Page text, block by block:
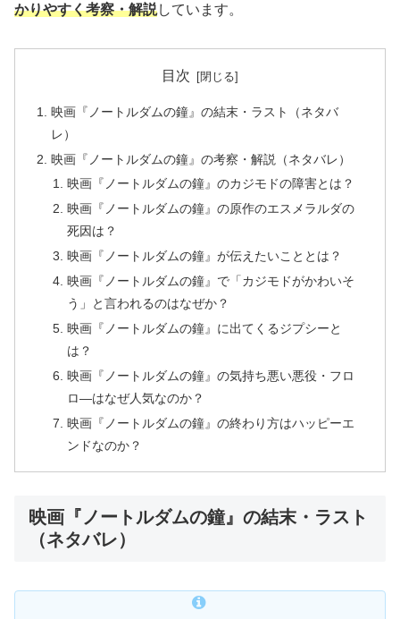
かりやすく考察・解説しています。
目次
映画『ノートルダムの鐘』の結末・ラスト（ネタバ
レ）
映画『ノートルダムの鐘』の考察・解説（ネタバレ）
映画『ノートルダムの鐘』のカジモドの障害とは？
映画『ノートルダムの鐘』の原作のエスメラルダの
死因は？
映画『ノートルダムの鐘』が伝えたいこととは？
映画『ノートルダムの鐘』で「カジモドがかわいそ
う」と言われるのはなぜか？
映画『ノートルダムの鐘』に出てくるジプシーと
は？
映画『ノートルダムの鐘』の気持ち悪い悪役・フロ
ロ―はなぜ人気なのか？
映画『ノートルダムの鐘』の終わり方はハッピーエ
ンドなのか？
映画『ノートルダムの鐘』の結末・ラスト
（ネタバレ）